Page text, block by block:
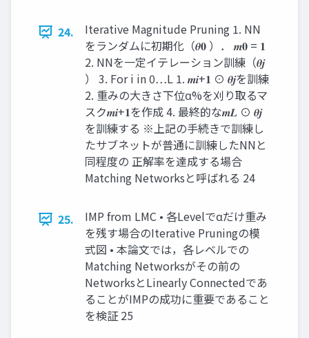
24.
Iterative Magnitude Pruning 1. NN
をランダムに初期化（𝜽𝟎 ）． 𝒎𝟎 = 𝟏
2. NNを一定イテレーション訓練（𝜽𝒋
） 3. For i in 0…L 1. 𝒎𝒊+𝟏 ⊙ 𝜽𝒋を訓練
2. 重みの大きさ下位α%を刈り取るマ
スク𝒎𝒊+𝟏を作成 4. 最終的な𝒎𝑳 ⊙ 𝜽𝒋
を訓練する ※上記の手続きで訓練し
たサブネットが普通に訓練したNNと
同程度の 正解率を達成する場合
Matching Networksと呼ばれる 24
25.
IMP from LMC • 各Levelでαだけ重み
を残す場合のIterative Pruningの模
式図 • 本論文では，各レベルでの
Matching Networksがその前の
NetworksとLinearly Connectedであ
ることがIMPの成功に重要であること
を検証 25